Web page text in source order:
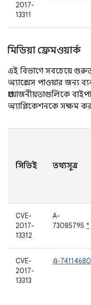
2017-
13311
মিডিয়া ফ্রেমওয়ার্ক
এই বিভাগে সবচেয়ে
অ্যাক্সেস পাওয়ার জন্য
প্রয়োজনীয়তাগুলিকে
অ্যাপ্লিকেশনকে সক্ষম
সিভিই তথ্যসূত্র
CVE-
2017-
13312
A-
73085795 *
CVE-
2017-
13313
এ-74114680